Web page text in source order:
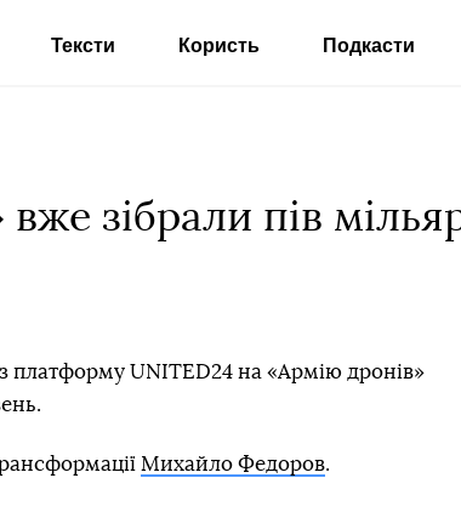
Тексти Користь Подкасти
зібрали пів
платформу UNITED24 на «Армію дронів»
Михайло Федоров.